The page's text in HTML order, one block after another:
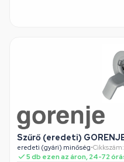
Szűrő (eredeti)
eredeti (gyári) minőség•
5 db ezen az áron, 24-72